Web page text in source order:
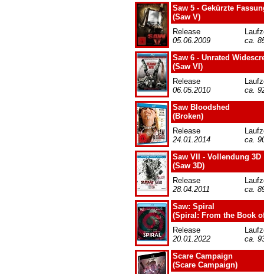
Saw 5 - Gekürzte
(Saw V)
Release
05.06.2009
ca.
Saw 6 - Unrated
(Saw VI)
Release
06.05.2010
ca.
Saw Bloodshed
(Broken)
Release
24.01.2014
ca.
Saw VII - Vollendung 3D
(Saw 3D)
Release
28.04.2011
ca.
Saw: Spiral
(Spiral: From the Book
Release
20.01.2022
ca.
Scare Campaign
(Scare Campaign)